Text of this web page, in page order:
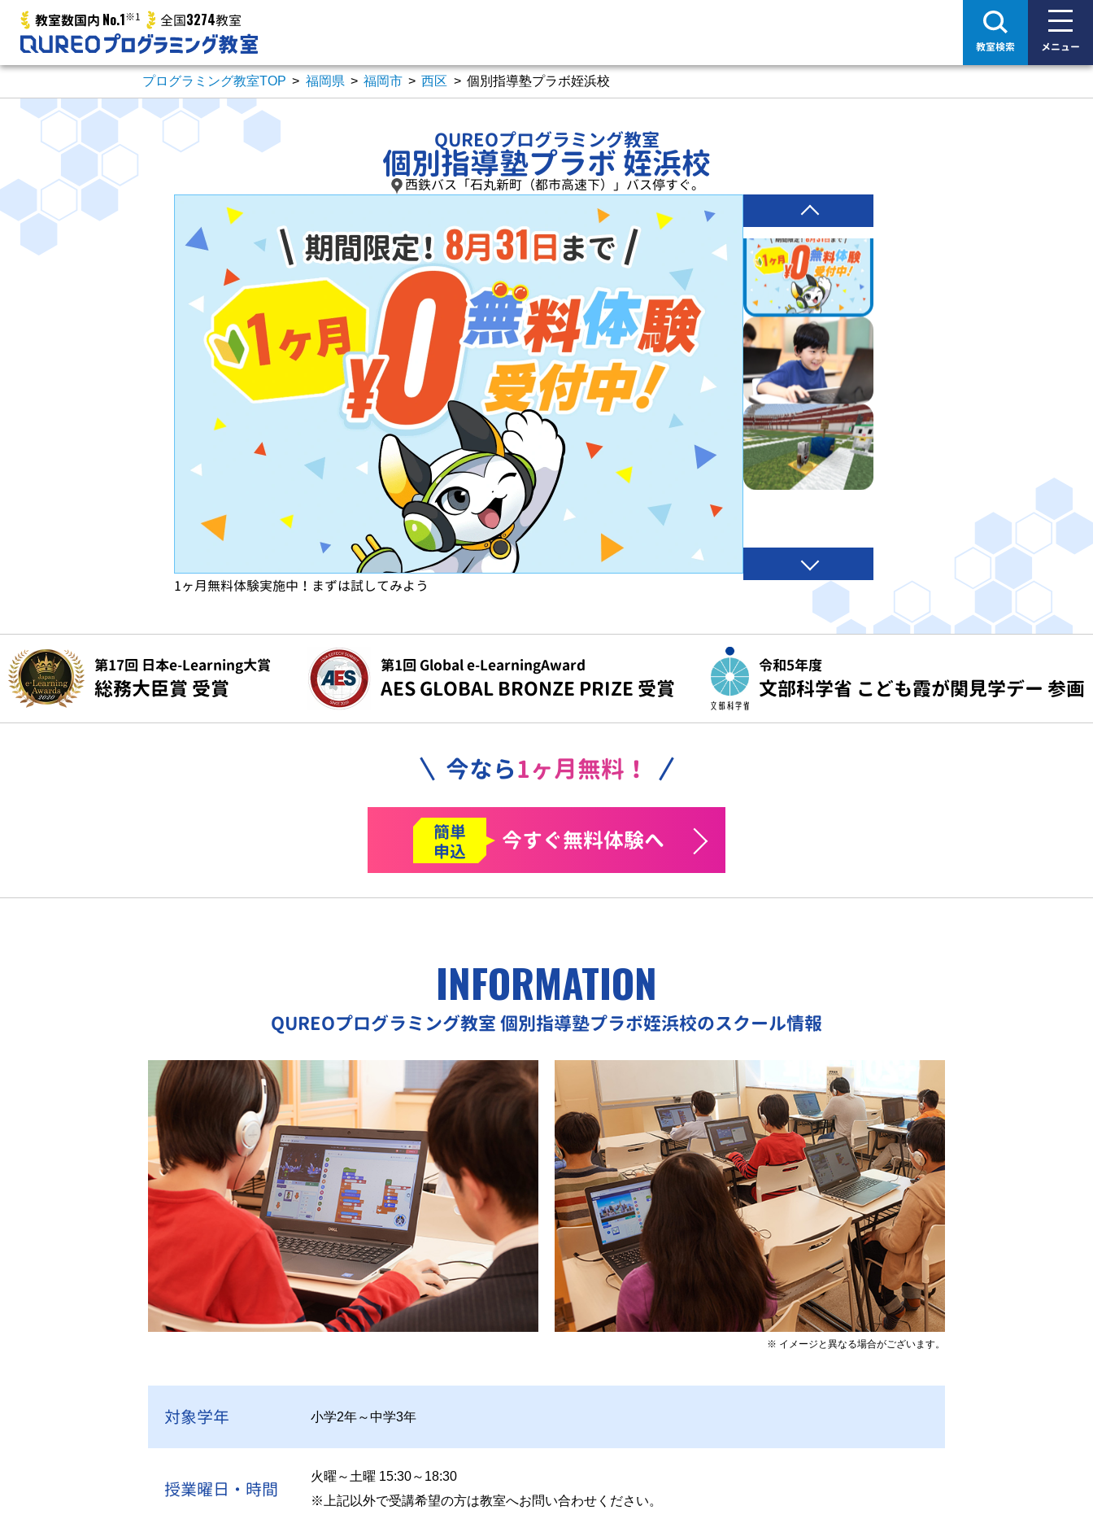
教室数国内 No.1※1 全国3274教室
教室検索 メニュー
プログラミング教室TOP > 福岡県 > 福岡市 > 西区 > 個別指導塾プラボ姪浜校
QUREOプログラミング教室
個別指導塾プラボ 姪浜校
西鉄バス「石丸新町（都市高速下）」バス停すぐ。
1ヶ月無料体験実施中！まずは試してみよう
第17回 日本e-Learning大賞
総務大臣賞 受賞
第1回 Global e-LearningAward
AES GLOBAL BRONZE PRIZE 受賞
令和5年度
文部科学省 こども霞が関見学デー 参画
今なら1ヶ月無料！
簡単
申込
今すぐ無料体験へ
INFORMATION
QUREOプログラミング教室個別指導塾プラボ姪浜校のスクール情報
※ イメージと異なる場合がございます。
対象学年 小学2年～中学3年
授業曜日・時間
火曜～土曜 15:30～18:30
※上記以外で受講希望の方は教室へお問い合わせください。